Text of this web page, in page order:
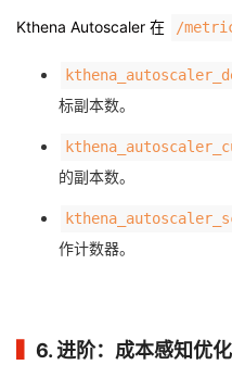
Kthena Autoscaler 在 /
标副本数。
的副本数。
作计数器。
6. 进阶：成本感知优